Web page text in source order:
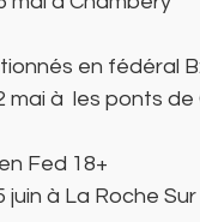
en fédéral B:
mai à  les ponts
Fed 18+
juin à La Roche